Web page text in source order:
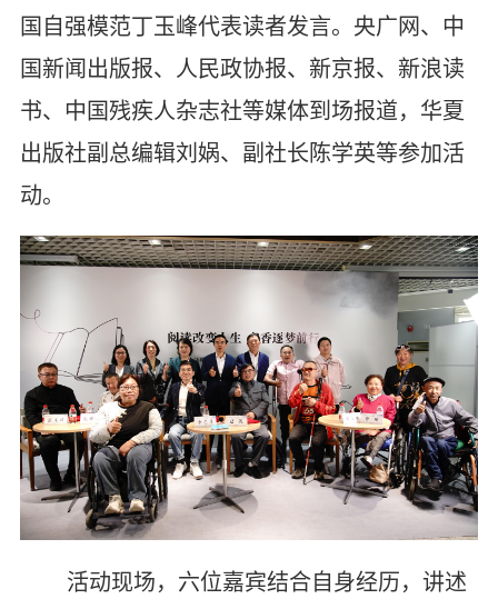
国自强模范丁玉峰代表读者发言。央广网、中
国新闻出版报、人民政协报、新京报、新浪读
书、中国残疾人杂志社等媒体到场报道，华夏
出版社副总编辑刘娲、副社长陈学英等参加活
动。
活动现场，六位嘉宾结合自身经历，讲述